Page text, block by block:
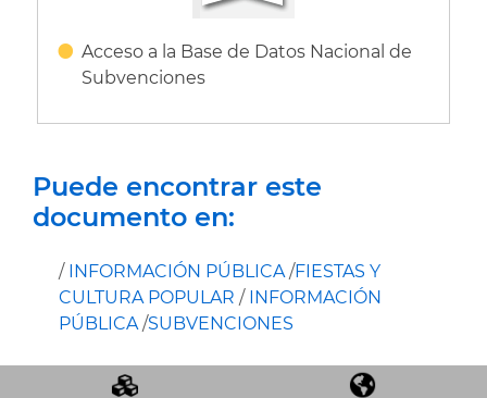
Acceso a la Base de Datos Nacional de
Subvenciones
Puede encontrar este
documento en:
/ INFORMACIÓN PÚBLICA/FIESTAS Y
CULTURA POPULAR / INFORMACIÓN
PÚBLICA/SUBVENCIONES